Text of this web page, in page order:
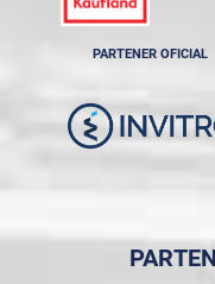
PARTENER OFICIAL